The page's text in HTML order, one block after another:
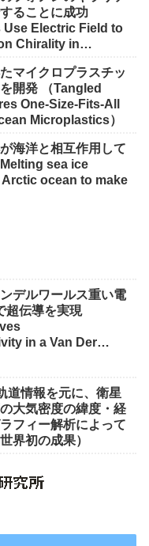
DC Suburbs, a Step
Network）
ることに成功
Use Electric Field to
Chirality in
マイクロプラスチッ
開発 （Tangled
One-Size-Fits-All
Microplastics）
海洋と相互作用して
sea ice
ocean to make
デルワールス重い電
超伝導を実現
in a Van Der
道情報を元に、衛星
大気密度の緯度・経
フィー解析によって
界初の成果）